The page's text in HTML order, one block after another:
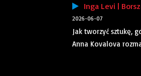
Inga Levi |
2026-06-07
Jak tworzyć sztukę,
Anna Kovalova